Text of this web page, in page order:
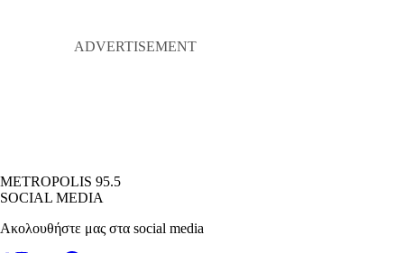
METROPOLIS 95.5
SOCIAL MEDIA
Ακολουθήστε μας στα social media